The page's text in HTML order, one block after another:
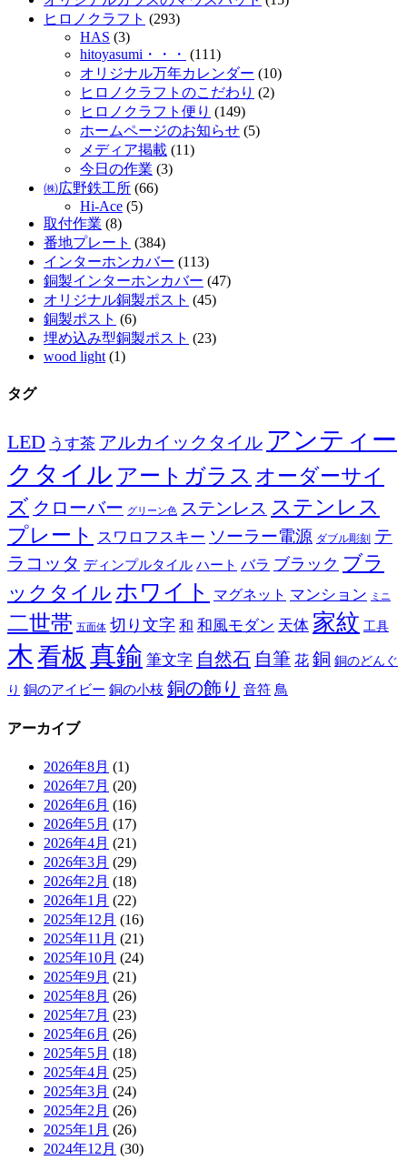
ヒロノクラフト (293)
HAS (3)
hitoyasumi・・・ (111)
オリジナル万年カレンダー (10)
ヒロノクラフトのこだわり (2)
ヒロノクラフト便り (149)
ホームページのお知らせ (5)
メディア掲載 (11)
今日の作業 (3)
㈱広野鉄工所 (66)
Hi-Ace (5)
取付作業 (8)
番地プレート (384)
インターホンカバー (113)
銅製インターホンカバー (47)
オリジナル銅製ポスト (45)
銅製ポスト (6)
埋め込み型銅製ポスト (23)
wood light (1)
タグ
LED うす茶 アルカイックタイル アンティー
クタイル アートガラス オーダーサイ
ズ クローバー グリーン色 ステンレス ステンレス
プレート スワロフスキー ソーラー電源 ダブル彫刻 テ
ラコッタ ディンプルタイル ハート バラ ブラック ブラ
ックタイル ホワイト マグネット マンション ミニ
二世帯 五面体 切り文字 和 和風モダン 天体 家紋 工具
木看板 真鍮 筆文字 自然石 自筆 花 銅 銅のどんぐ
り 銅のアイビー 銅の小枝 銅の飾り 音符 鳥
アーカイブ
2026年8月 (1)
2026年7月 (20)
2026年6月 (16)
2026年5月 (17)
2026年4月 (21)
2026年3月 (29)
2026年2月 (18)
2026年1月 (22)
2025年12月 (16)
2025年11月 (21)
2025年10月 (24)
2025年9月 (21)
2025年8月 (26)
2025年7月 (23)
2025年6月 (26)
2025年5月 (18)
2025年4月 (25)
2025年3月 (24)
2025年2月 (26)
2025年1月 (26)
2024年12月 (30)